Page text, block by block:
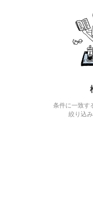
条件に一致す
絞り込